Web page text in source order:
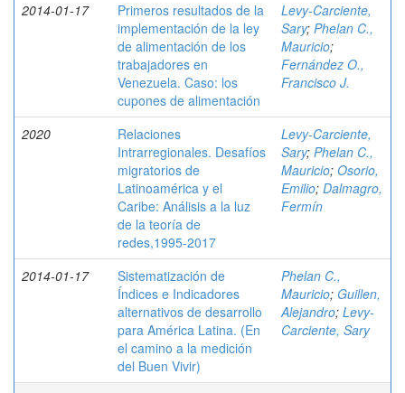
2014-01-17
Primeros resultados de la
implementación de la ley
de alimentación de los
trabajadores en
Venezuela. Caso: los
cupones de alimentación
Levy-Carciente,
Sary; Phelan C.,
Mauricio;
Fernández O.,
Francisco J.
2020
Relaciones
Intrarregionales. Desafíos
migratorios de
Latinoamérica y el
Caribe: Análisis a la luz
de la teoría de
redes,1995-2017
Levy-Carciente,
Sary; Phelan C.,
Mauricio; Osorio,
Emilio; Dalmagro,
Fermín
2014-01-17
Sistematización de
Índices e Indicadores
alternativos de desarrollo
para América Latina. (En
el camino a la medición
del Buen Vivir)
Phelan C.,
Mauricio; Guillen,
Alejandro; Levy-
Carciente, Sary